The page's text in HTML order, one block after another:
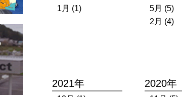
1月 (1)
5月 (5)
2月 (4)
2021年 2020年